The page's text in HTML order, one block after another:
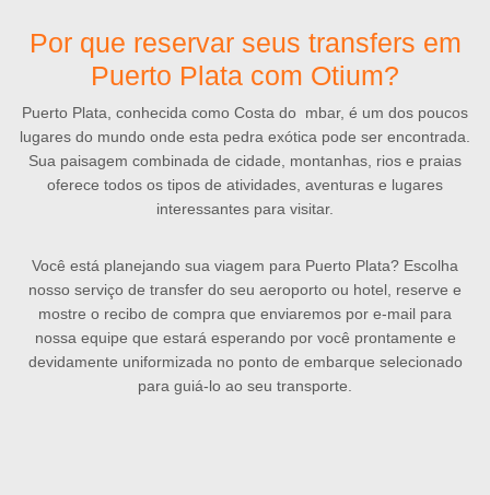
Por que reservar seus transfers em
Puerto Plata com Otium?
Puerto Plata, conhecida como Costa do mbar, é um dos poucos
lugares do mundo onde esta pedra exótica pode ser encontrada.
Sua paisagem combinada de cidade, montanhas, rios e praias
oferece todos os tipos de atividades, aventuras e lugares
interessantes para visitar.
Você está planejando sua viagem para Puerto Plata? Escolha
nosso serviço de transfer do seu aeroporto ou hotel, reserve e
mostre o recibo de compra que enviaremos por e-mail para
nossa equipe que estará esperando por você prontamente e
devidamente uniformizada no ponto de embarque selecionado
para guiá-lo ao seu transporte.